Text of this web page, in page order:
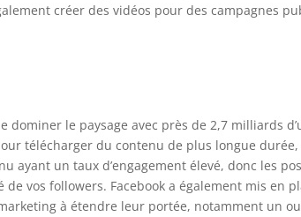
créer des vidéos pour des campagnes
le paysage avec près de 2,7 milliards
télécharger du contenu de plus longue
ayant un taux d’engagement élevé, donc les
de vos followers. Facebook a également mis
à étendre leur portée, notamment un